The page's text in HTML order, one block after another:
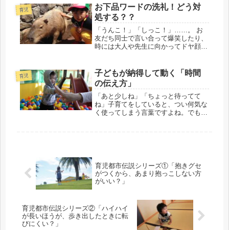
ました。やり抜く力、我慢する力、自
分の気持ちをコントロール...
育児
お下品ワードの洗礼！どう対
処する？？
「うんこ！」「しっこ！」……。 お
友だち同士で言い合って爆笑したり、
時には大人や先生に向かってドヤ顔で
礼。ママとしては「外で言わない
で！」「恥ずかしい！」と頭を抱えて
しまいま...
育児
子どもが納得して動く「時間
の伝え方」
「あと少しね」「ちょっと待ってて
ね」子育てをしていると、つい何気な
く使ってしまう言葉ですよね。でも実
育児都市伝説シリーズ①「抱きグセ
がつくから、あまり抱っこしない方
がいい？」
育児都市伝説シリーズ②「ハイハイ
が長いほうが、歩き出したときに転
びにくい？」